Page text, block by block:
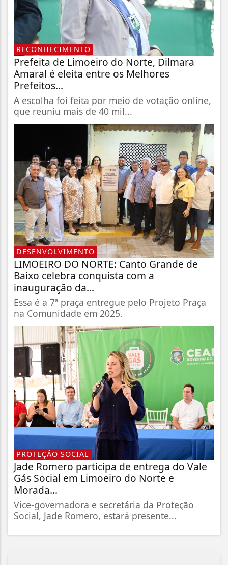
RECONHECIMENTO
Prefeita de Limoeiro do Norte, Dilmara
Amaral é eleita entre os Melhores
Prefeitos...
A escolha foi feita por meio de votação online,
que reuniu mais de 40 mil...
DESENVOLVIMENTO
LIMOEIRO DO NORTE: Canto Grande de
Baixo celebra conquista com a
inauguração da...
Essa é a 7ª praça entregue pelo Projeto Praça
na Comunidade em 2025.
PROTEÇÃO SOCIAL
Jade Romero participa de entrega do Vale
Gás Social em Limoeiro do Norte e
Morada...
Vice-governadora e secretária da Proteção
Social, Jade Romero, estará presente...